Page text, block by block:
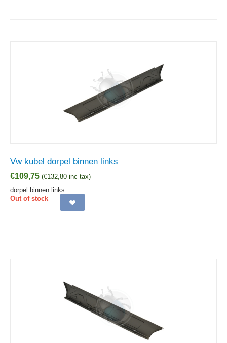
Vw kubel dorpel binnen links
€109,75 (€132,80 inc tax)
dorpel binnen links
Out of stock